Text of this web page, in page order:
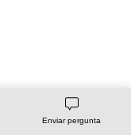
Enviar pergunta